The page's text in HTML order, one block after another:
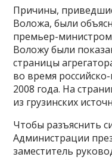
Причины,
Воложа, были
премьер-
Воложу были
страницы
во время
2008 года. На
из грузинских
Чтобы разъяснить
Администрации
заместитель